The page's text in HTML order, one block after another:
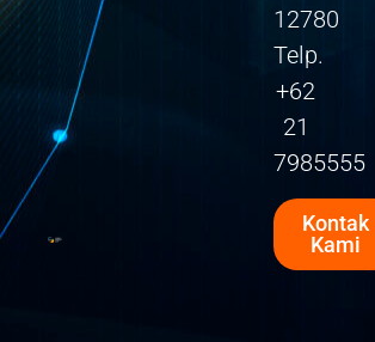
12780
Telp.
+62
21
7985555
Kontak
Kami